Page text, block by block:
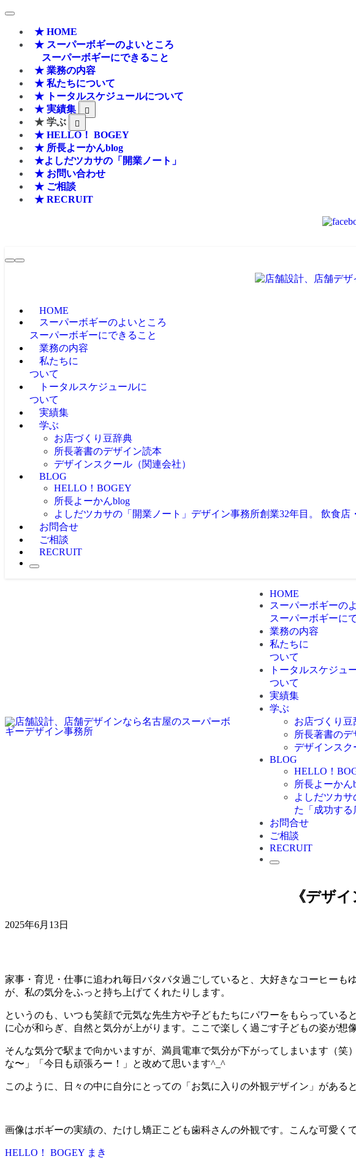
★ HOME
★ スーパーボギーのよいところ
スーパーボギーにできること
★ 業務の内容
★ 私たちについて
★ トータルスケジュールについて
★ 実績集
★ 学ぶ
★ HELLO！ BOGEY
★ 所長よーかんblog
★よしだツカサの「開業ノート」
★ お問い合わせ
★ ご相談
★ RECRUIT
HOME
スーパーボギーのよいところ
スーパーボギーにできること
業務の内容
私たちに
ついて
トータルスケジュールに
ついて
実績集
学ぶ
お店づくり豆辞典
所長著書のデザイン読本
デザインスクール（関連会社）
BLOG
HELLO！BOGEY
所長よーかんblog
よしだツカサの「開業ノート」 デザイン事務所創業32年目。 飲食
お問合せ
ご相談
RECRUIT
HOME
スーパーボギーの
スーパーボギーに
業務の内容
私たちに
ついて
トータルスケジュ
ついて
実績集
学ぶ
お店づくり豆
所長著書の
デザインスク
BLOG
HELLO！
所長よーかん
よしだツカサ
た「成功する
お問合せ
ご相談
RECRUIT
《デザ
2025年6月13日
家事・育児・仕事に追われ毎日バタバタ過ごしていると、大好きなコーヒー
が、私の気分をふっと持ち上げてくれたりします。
というのも、いつも笑顔で元気な先生方や子どもたちにパワーをもらってい
に心が和らぎ、自然と気分が上がります。ここで楽しく過ごす子どもの姿が想
そんな気分で駅まで向かいますが、満員電車で気分が下がってしまいます（
な〜」「今日も頑張ろー！」と改めて思います^_^
このように、日々の中に自分にとっての「お気に入りの外観デザイン」があ
画像はボギーの実績の、たけし矯正こども歯科さんの外観です。こんな可愛く
HELLO！ BOGEY まき